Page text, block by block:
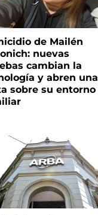
de Mailén
nuevas
cambian la
y abren una
sobre su entorno